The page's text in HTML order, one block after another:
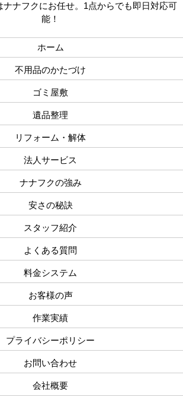
ナナフクにお任せ。1点からでも即日対応可
能！
ホーム
不用品のかたづけ
ゴミ屋敷
遺品整理
リフォーム・解体
法人サービス
ナナフクの強み
安さの秘訣
スタッフ紹介
よくある質問
料金システム
お客様の声
作業実績
プライバシーポリシー
お問い合わせ
会社概要